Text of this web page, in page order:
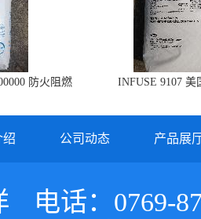
防火阻燃
INFUSE 9107 美
绍 公司动态 产品展
电话：0769-